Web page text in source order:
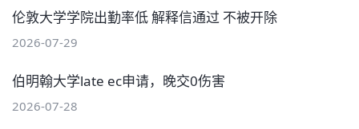
伦敦大学学院出勤率低 解释信通过 不被开除
2026-07-29
伯明翰大学late ec申请，晚交0伤害
2026-07-28